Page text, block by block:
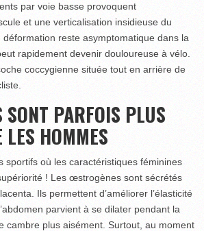
par voie basse provoquent
et une verticalisation insidieuse du
déformation reste asymptomatique dans la
rapidement devenir douloureuse à vélo.
coccygienne située tout en arrière de
SONT PARFOIS PLUS
LES HOMMES
sportifs où les caractéristiques féminines
! Les œstrogènes sont sécrétés
Ils permettent d’améliorer l’élasticité
parvient à se dilater pendant la
cambre plus aisément. Surtout, au moment